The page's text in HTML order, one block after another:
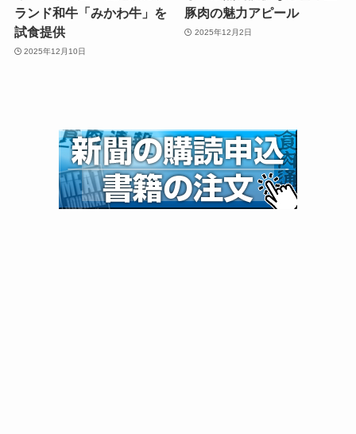
ランド和牛「みかわ牛」を
試食提供
2025年12月10日
豚肉の魅力アピール
2025年12月2日